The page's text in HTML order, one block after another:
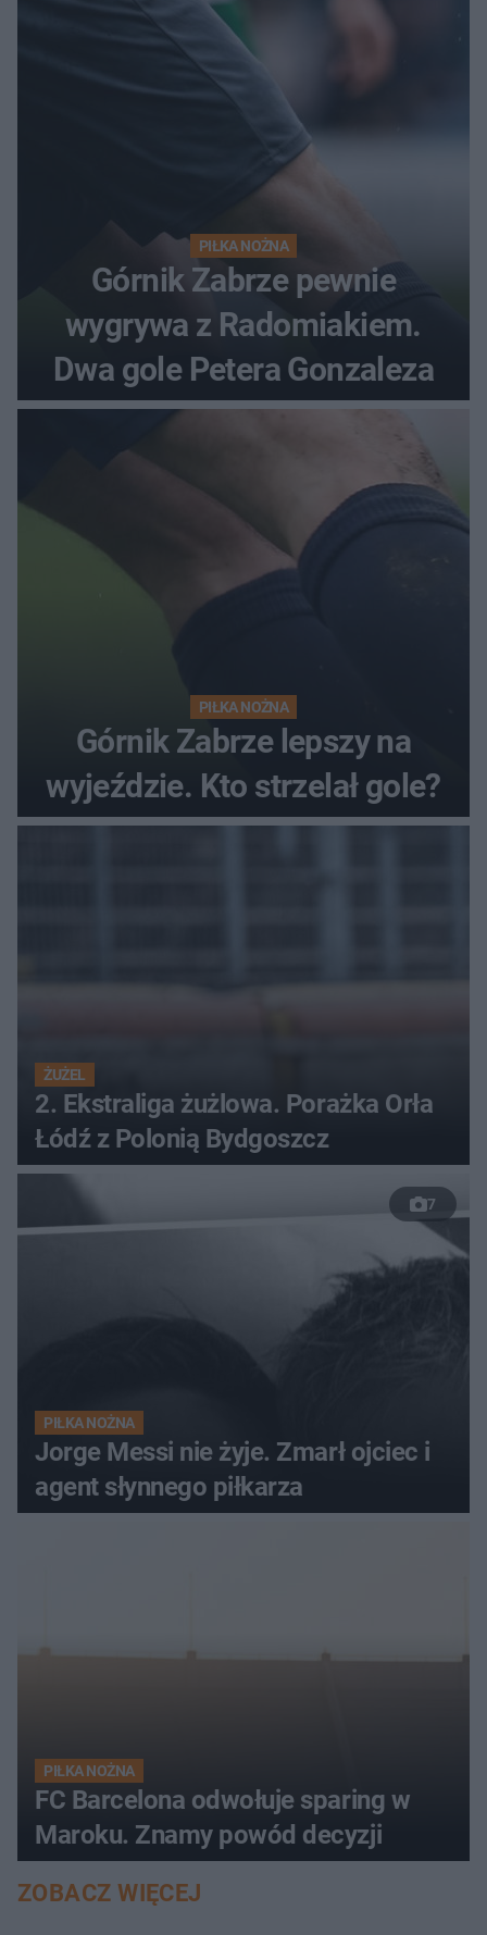
PIŁKA NOŻNA
Górnik Zabrze pewnie
wygrywa z Radomiakiem.
Dwa gole Petera Gonzaleza
PIŁKA NOŻNA
Górnik Zabrze lepszy na
wyjeździe. Kto strzelał gole?
ŻUŻEL
2. Ekstraliga żużlowa. Porażka Orła
Łódź z Polonią Bydgoszcz
7
PIŁKA NOŻNA
Jorge Messi nie żyje. Zmarł ojciec i
agent słynnego piłkarza
PIŁKA NOŻNA
FC Barcelona odwołuje sparing w
Maroku. Znamy powód decyzji
ZOBACZ WIĘCEJ